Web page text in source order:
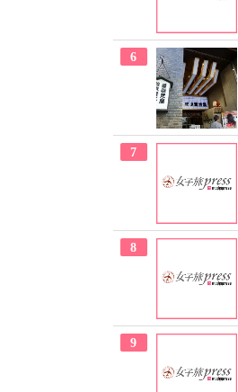
6
7
8
9